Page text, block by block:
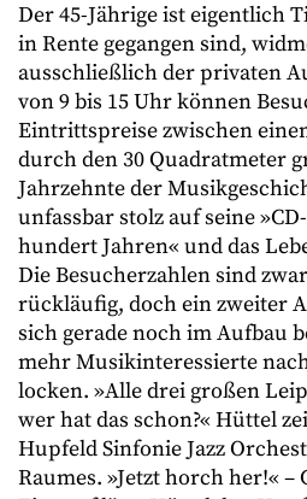
Der 45-Jährige ist eigentlich
in Rente gegangen sind,
ausschließlich der privaten
von 9 bis 15 Uhr können
Eintrittspreise zwischen
durch den 30 Quadratmeter
Jahrzehnte der
unfassbar stolz auf seine
hundert Jahren« und das
Die Besucherzahlen sind
rückläufig, doch ein zweiter
sich gerade noch im Aufbau
mehr Musikinteressierte
locken. »Alle drei großen
wer hat das schon?« Hüttel
Hupfeld Sinfonie Jazz
Raumes. »Jetzt horch her!« –